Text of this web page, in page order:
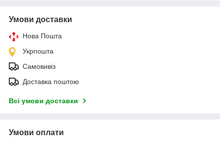
Умови доставки
Нова Пошта
Укрпошта
Самовивіз
Доставка поштою
Всі умови доставки
Умови оплати